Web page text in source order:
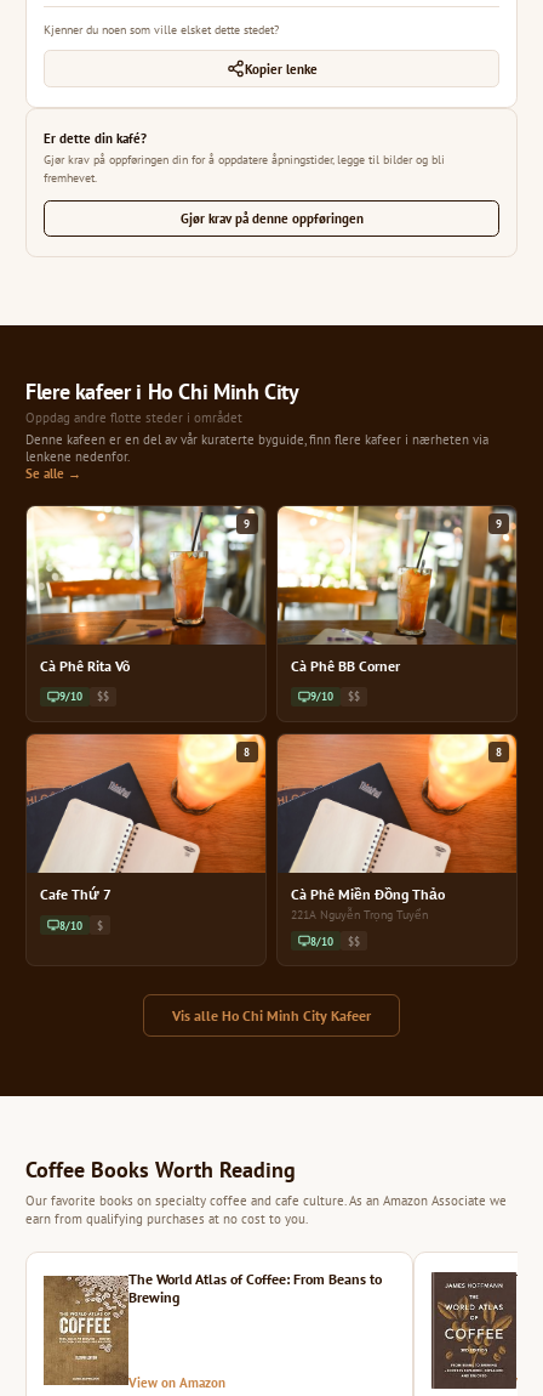
Kjenner du noen som ville elsket dette stedet?
Kopier lenke
Er dette din kafé?
Gjør krav på oppføringen din for å oppdatere åpningstider, legge til bilder og bli
fremhevet.
Gjør krav på denne oppføringen
Flere kafeer i Ho Chi Minh City
Oppdag andre flotte steder i området
Denne kafeen er en del av vår kuraterte byguide, finn flere kafeer i nærheten via
lenkene nedenfor.
Se alle →
9
Cà Phê Rita Võ
9/10 $$
9
Cà Phê BB Corner
9/10 $$
8
Cafe Thứ 7
8/10 $
8
Cà Phê Miền Đồng Thảo
221A Nguyễn Trọng Tuyển
8/10 $$
Vis alle Ho Chi Minh City Kafeer
Coffee Books Worth Reading
Our favorite books on specialty coffee and cafe culture. As an Amazon Associate we
earn from qualifying purchases at no cost to you.
The World Atlas of Coffee: From Beans to
Brewing
View on Amazon